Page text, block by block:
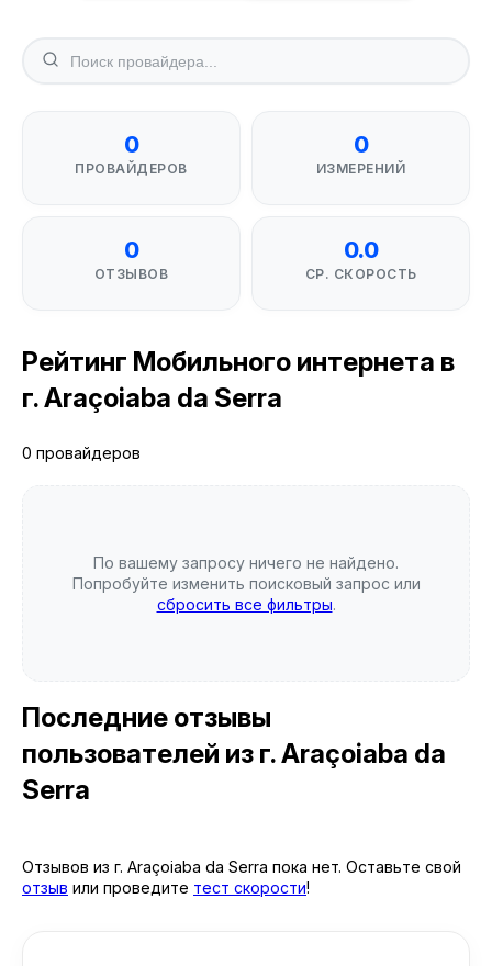
0
ПРОВАЙДЕРОВ
0
ИЗМЕРЕНИЙ
0
ОТЗЫВОВ
0.0
СР. СКОРОСТЬ
Рейтинг Мобильного интернета в
г. Araçoiaba da Serra
0 провайдеров
По вашему запросу ничего не найдено.
Попробуйте изменить поисковый запрос или
сбросить все фильтры.
Последние отзывы
пользователей из г. Araçoiaba da
Serra
Отзывов из г. Araçoiaba da Serra пока нет. Оставьте свой
отзыв или проведите тест скорости!